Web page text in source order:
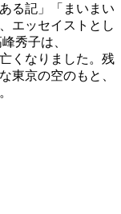
る記」「まいまい
エッセイストとし
秀子は、
くなりました。残
東京の空のもと、